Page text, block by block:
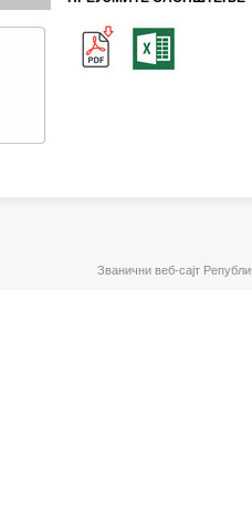
Званични веб-сајт